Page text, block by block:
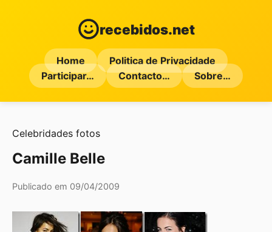
recebidos.net
Home
Politica de Privacidade
Participar…
Contacto… Sobre…
Celebridades fotos
Camille Belle
Publicado em 09/04/2009